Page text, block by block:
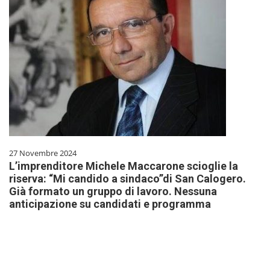
27 Novembre 2024
L’imprenditore Michele Maccarone scioglie la
riserva: “Mi candido a sindaco”di San Calogero.
Già formato un gruppo di lavoro. Nessuna
anticipazione su candidati e programma